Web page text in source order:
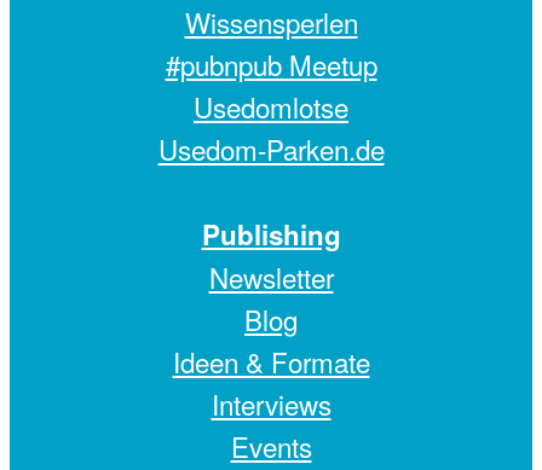
Wissensperlen
#pubnpub Meetup
Usedomlotse
Usedom-Parken.de
Publishing
Newsletter
Blog
Ideen & Formate
Interviews
Events